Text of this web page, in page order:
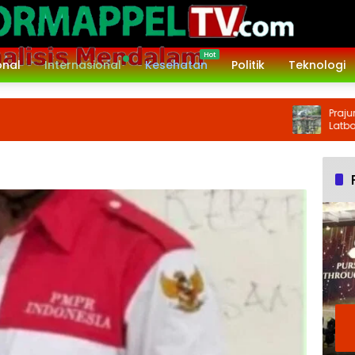
Internasional Kesehatan Politik Teknologi
Prajurit
Latbakjatri